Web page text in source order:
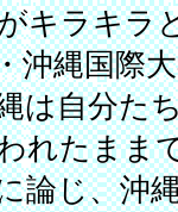
キラキラ
沖縄国際
は自分た
れたまま
論じ、沖